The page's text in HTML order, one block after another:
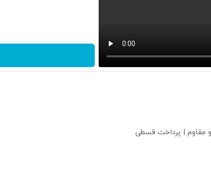
مقاوم | پرداخت قسطی